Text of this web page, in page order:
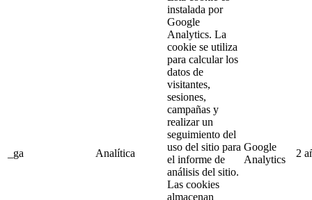
_ga Analítica
instalada por
Google
Analytics. La
cookie se utiliza
para calcular los
datos de
visitantes,
sesiones,
campañas y
realizar un
seguimiento del
uso del sitio para
el informe de
análisis del sitio.
Las cookies
almacenan
Google
Analytics
2